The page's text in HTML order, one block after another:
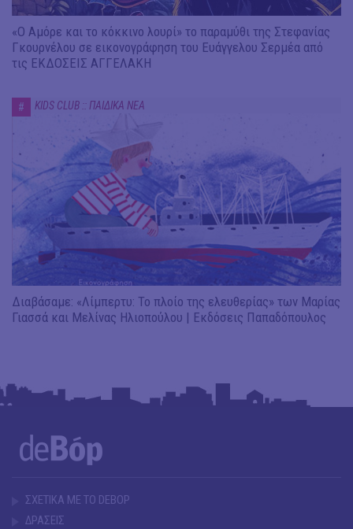
«Ο Αμόρε και το κόκκινο λουρί» το παραμύθι της Στεφανίας
Γκουρνέλου σε εικονογράφηση του Ευάγγελου Σερμέα από
τις ΕΚΔΟΣΕΙΣ ΑΓΓΕΛΑΚΗ
# KIDS CLUB :: ΠΑΙΔΙΚΑ ΝΕΑ
Διαβάσαμε: «Λίμπερτυ: Το πλοίο της ελευθερίας» των Μαρίας
Γιασσά και Μελίνας Ηλιοπούλου | Εκδόσεις Παπαδόπουλος
ΣΧΕΤΙΚΑ ΜΕ ΤΟ DEBOP
ΔΡΑΣΕΙΣ